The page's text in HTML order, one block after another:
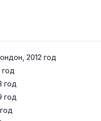
2012 год
год
год
год